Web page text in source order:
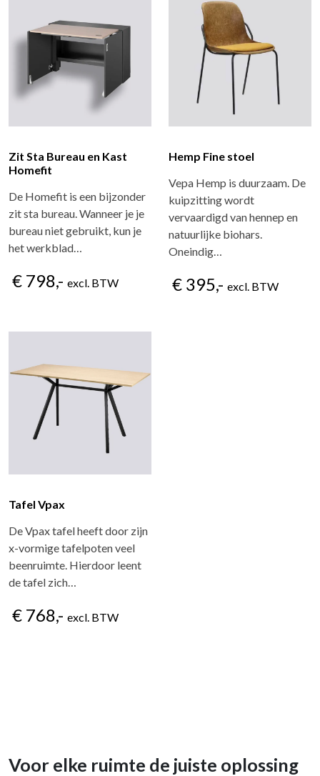
Zit Sta Bureau en Kast
Homefit
De Homefit is een bijzonder
zit sta bureau. Wanneer je je
bureau niet gebruikt, kun je
het werkblad…
€ 798,- excl. BTW
Hemp Fine stoel
Vepa Hemp is duurzaam. De
kuipzitting wordt
vervaardigd van hennep en
natuurlijke biohars.
Oneindig…
€ 395,- excl. BTW
Tafel Vpax
De Vpax tafel heeft door zijn
x-vormige tafelpoten veel
beenruimte. Hierdoor leent
de tafel zich…
€ 768,- excl. BTW
Voor elke ruimte de juiste oplossing